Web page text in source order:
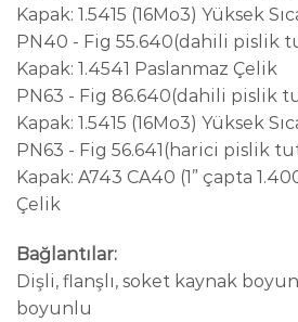
Kapak: 1.5415 (16Mo3) Yüksek
PN40 - Fig 55.640(dahili pislik
Kapak: 1.4541 Paslanmaz Çelik
PN63 - Fig 86.640(dahili pislik
Kapak: 1.5415 (16Mo3) Yüksek
PN63 - Fig 56.641(harici pislik
Kapak: A743 CA40 (1” çapta
Çelik
Bağlantılar:
Dişli, flanşlı, soket kaynak
boyunlu